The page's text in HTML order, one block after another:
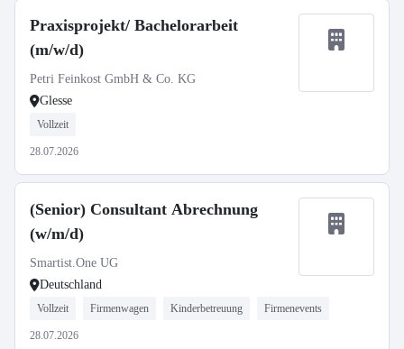
Praxisprojekt/ Bachelorarbeit
(m/w/d)
Petri Feinkost GmbH & Co. KG
Glesse
Vollzeit
28.07.2026
(Senior) Consultant Abrechnung
(w/m/d)
Smartist.One UG
Deutschland
Vollzeit Firmenwagen Kinderbetreuung Firmenevents
28.07.2026